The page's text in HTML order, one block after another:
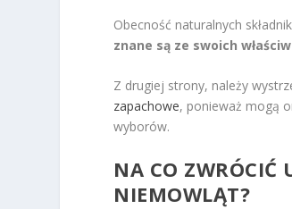
Obecność naturalnych
znane są ze swoich
Z drugiej strony, należy
zapachowe, ponieważ mogą
wyborów.
NA CO ZWRÓCIĆ
NIEMOWLĄT?